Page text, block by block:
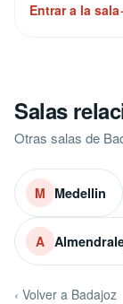
Entrar a la sala
Salas
Otras salas de
M Medellin
A
‹ Volver a Badajoz